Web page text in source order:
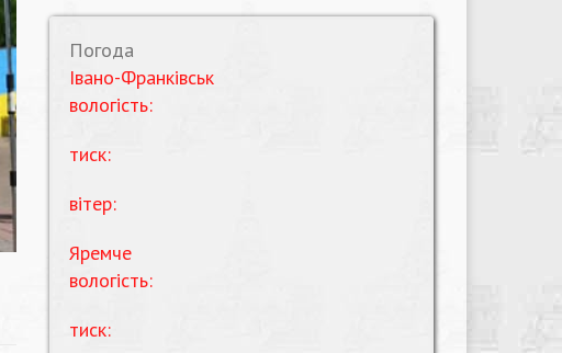
Погода
Івано-Франківськ
вологість:
тиск:
вітер:
Яремче
вологість:
тиск: